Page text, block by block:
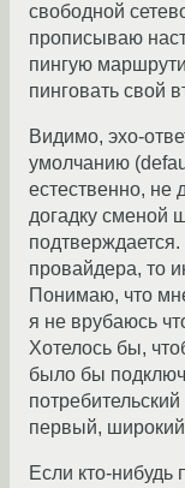
свободной
прописываю
пингую
пинговать свой
Видимо, эхо-
умолчанию
естественно, не
догадку сменой
провайдера, то
Понимаю, что
я не врубаюсь
Хотелось бы,
было бы
первый,
Если кто-нибудь